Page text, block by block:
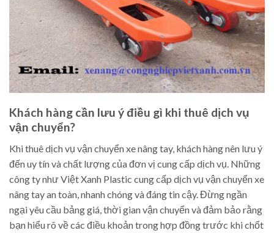
Khách hàng cần lưu ý điều gì khi thuê dịch vụ
vận chuyển?
Khi thuê dịch vụ vận chuyển xe nâng tay, khách hàng nên lưu ý
đến uy tín và chất lượng của đơn vị cung cấp dịch vụ. Những
công ty như Việt Xanh Plastic cung cấp dịch vụ vận chuyển xe
nâng tay an toàn, nhanh chóng và đáng tin cậy. Đừng ngần
ngại yêu cầu bảng giá, thời gian vận chuyển và đảm bảo rằng
bạn hiểu rõ về các điều khoản trong hợp đồng trước khi chốt